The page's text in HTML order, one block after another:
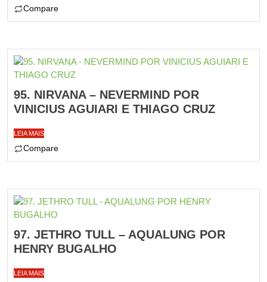
Compare
95. NIRVANA – NEVERMIND POR
VINICIUS AGUIARI E THIAGO CRUZ
LEIA MAIS
Compare
97. JETHRO TULL – AQUALUNG POR
HENRY BUGALHO
LEIA MAIS